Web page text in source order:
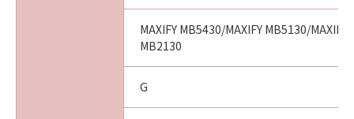
MAXIFY MB5430/MAXIFY MB5130/MAXIFY
MB2130
G